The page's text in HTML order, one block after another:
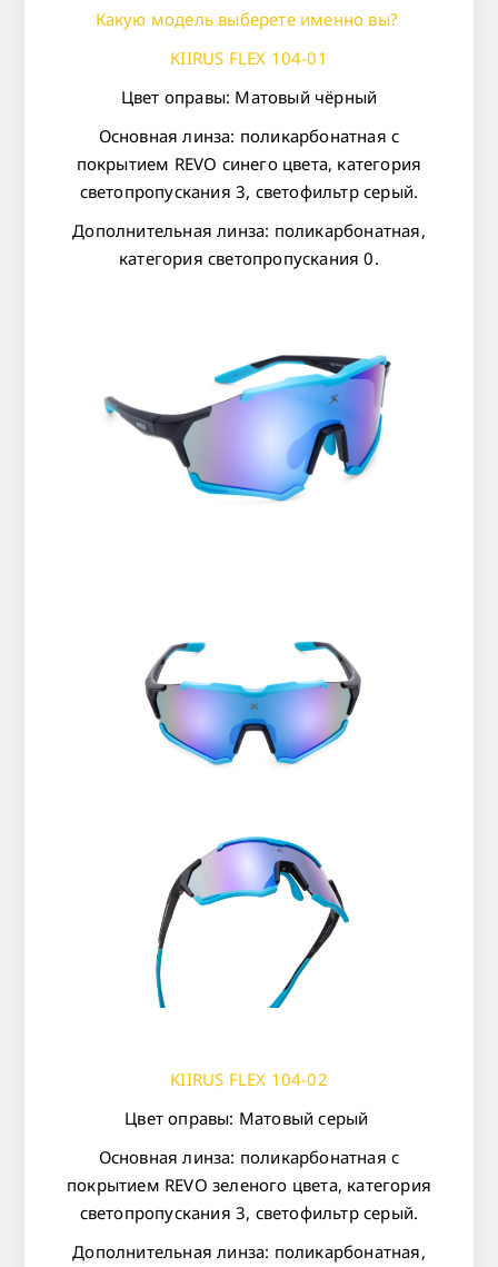
Какую модель выберете именно вы?
KIIRUS FLEX 104-01
Цвет оправы: Матовый чёрный
Основная линза: поликарбонатная с
покрытием REVO синего цвета, категория
светопропускания 3, светофильтр серый.
Дополнительная линза: поликарбонатная,
категория светопропускания 0.
KIIRUS FLEX 104-02
Цвет оправы: Матовый серый
Основная линза: поликарбонатная с
покрытием REVO зеленого цвета, категория
светопропускания 3, светофильтр серый.
Дополнительная линза: поликарбонатная,